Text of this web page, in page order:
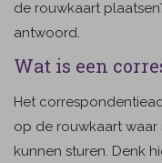
de rouwkaart
antwoord.
Wat is een
Het
op de rouwkaart
kunnen sturen. Denk